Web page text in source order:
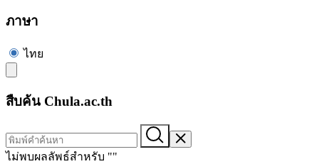
ภาษา
ไทย
สืบค้น Chula.ac.th
ไม่พบผลลัพธ์สำหรับ ""